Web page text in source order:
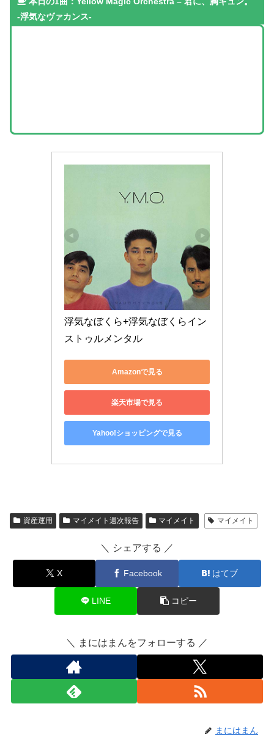
-浮気なヴァカンス-
浮気なぼくら+浮気なぼくらイン
ストゥルメンタル
Amazonで見る
楽天市場で見る
Yahoo!ショッピングで見る
資産運用 マイメイト週次報告 マイメイト マイメイト
＼ シェアする ／
X Facebook はてブ
LINE コピー
＼ まにはまんをフォローする ／
まにはまん